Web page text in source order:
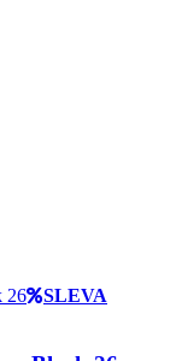
SLEVA